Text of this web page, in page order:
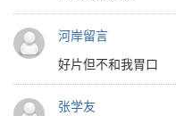
河岸留言
好片但不和我胃口
张学友